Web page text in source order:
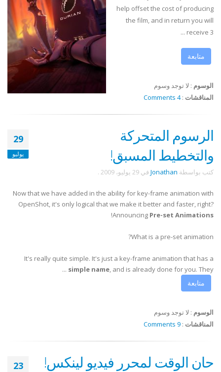
help offset the cost of producing
the film, and in return you will
receive 3 ...
متابعة
الوسوم : لا توجد وسوم
المناقشات :
4 Comments
29
يوليو
الرسوم المتحركة
والتخطيط المسبق!
كتب بواسطة Jonathan في 29 يوليو، 2009 .
Now that we have added in the ability for key-frame animation with
OpenShot, it's only logical that we make it better and faster, right?
Announcing Pre-set Animations
!
What is a pre-set animation?
It's really quite simple. It's just a key-frame animation that has a
simple name, and is already done for you. They ...
متابعة
الوسوم : لا توجد وسوم
المناقشات :
9 Comments
23 حان الوقت لمحرر فيديو لينكس!